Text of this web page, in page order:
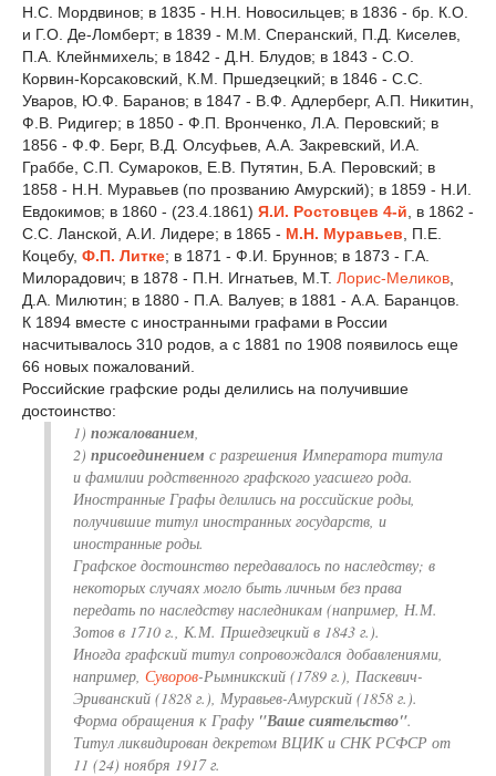
Н.С. Мордвинов; в 1835 - Н.Н. Новосильцев; в 1836 - бр. К.О.
и Г.О. Де-Ломберт; в 1839 - М.М. Сперанский, П.Д. Киселев,
П.А. Клейнмихель; в 1842 - Д.Н. Блудов; в 1843 - С.О.
Корвин-Корсаковский, К.М. Пршедзецкий; в 1846 - С.С.
Уваров, Ю.Ф. Баранов; в 1847 - В.Ф. Адлерберг, А.П. Никитин,
Ф.В. Ридигер; в 1850 - Ф.П. Вронченко, Л.А. Перовский; в
1856 - Ф.Ф. Берг, В.Д. Олсуфьев, А.А. Закревский, И.А.
Граббе, С.П. Сумароков, Е.В. Путятин, Б.А. Перовский; в
1858 - Н.Н. Муравьев (по прозванию Амурский); в 1859 - Н.И.
Евдокимов; в 1860 - (23.4.1861) Я.И. Ростовцев 4-й , в 1862 -
С.С. Ланской, А.И. Лидере; в 1865 - М.Н. Муравьев , П.Е.
Коцебу, Ф.П. Литке; в 1871 - Ф.И. Бруннов; в 1873 - Г.А.
Милорадович; в 1878 - П.Н. Игнатьев, М.Т. Лорис-Меликов
Д.А. Милютин; в 1880 - П.А. Валуев; в 1881 - А.А. Баранцов.
К 1894 вместе с иностранными графами в России
насчитывалось 310 родов, а с 1881 по 1908 появилось еще
66 новых пожалований.
Российские графские роды делились на получившие
достоинство:
1) пожалованием
2) присоединением с разрешения Императора титула
и фамилии родственного графского угасшего рода.
Иностранные Графы делились на российские роды,
получившие титул иностранных государств, и
иностранные роды.
Графское достоинство передавалось по наследству; в
некоторых случаях могло быть личным без права
передать по наследству наследникам (например, Н.М.
Зотов в 1710 г., К.М. Пршедзецкий в 1843 г.).
Иногда графский титул сопровождался добавлениями,
например, Суворов-Рымникский (1789 г.), Паскевич-
Эриванский (1828 г.), Муравьев-Амурский (1858 г.).
Форма обращения к Графу "Ваше сиятельство".
Титул ликвидирован декретом ВЦИК и СНК РСФСР от
11 (24) ноября 1917 г.